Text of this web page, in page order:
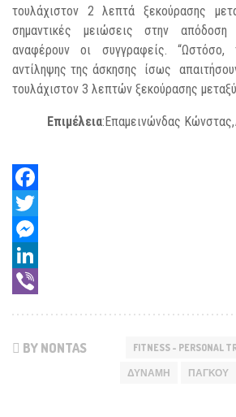
τουλάχιστον 2 λεπτά ξεκούρασης
σημαντικές μειώσεις στην
αναφέρουν οι συγγραφείς.
αντίληψης της άσκησης ίσως
τουλάχιστον 3 λεπτών ξεκούρασης
Επιμέλεια:Επαμεινώνδας Κώνστας,
Facebook
Twitter
Messenger
LinkedIn
BY NONTAS FITNESS - PERSONAL
ΔΎΝΑΜΗ ΠΆΓΚΟΥ